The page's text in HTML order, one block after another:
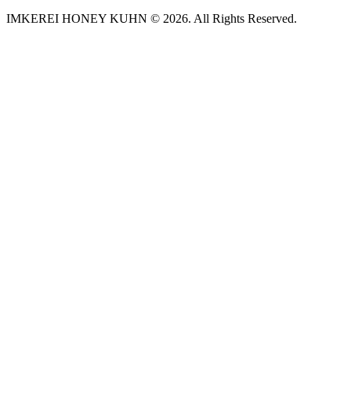
IMKEREI HONEY KUHN © 2026. All Rights Reserved.